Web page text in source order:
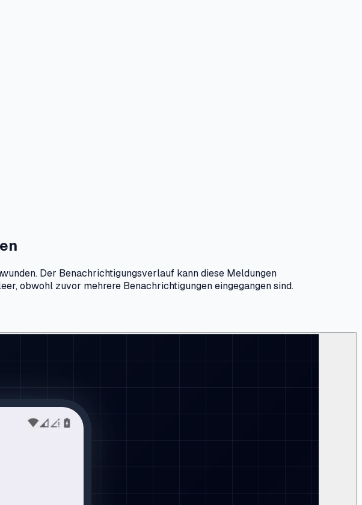
Der Benachrichtigungsverlauf kann diese Meldungen
obwohl zuvor mehrere Benachrichtigungen eingegangen sind.